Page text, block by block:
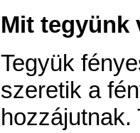
Mit tegyünk
Tegyük
szeretik a
hozzájutnak.